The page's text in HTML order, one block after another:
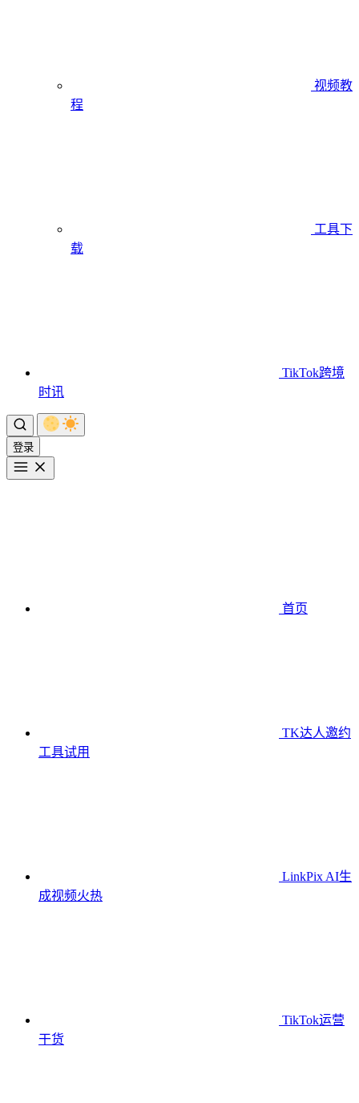
视频教
程
工具下
载
TikTok跨境
时讯
登录
首页
TK达人邀约
工具试用
LinkPix AI生
成视频火热
TikTok运营
干货